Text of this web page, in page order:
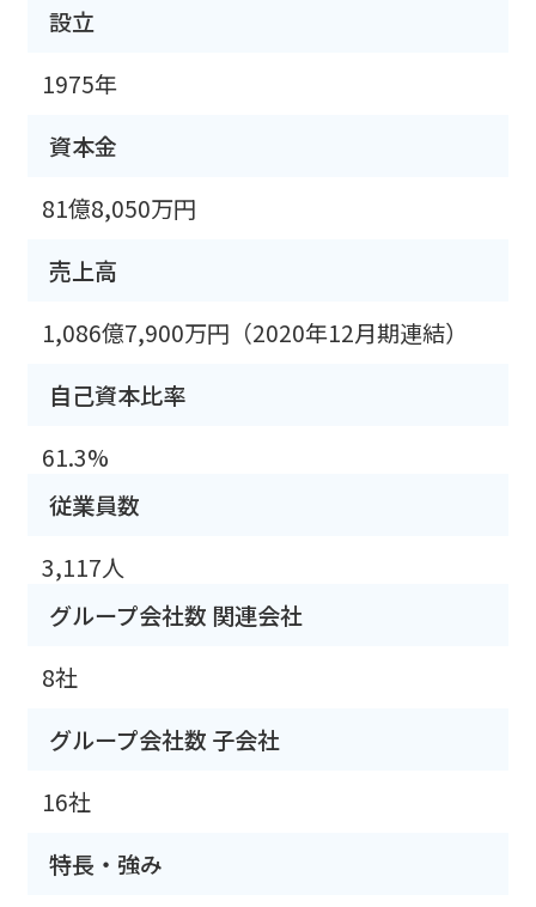
設立
1975年
資本金
81億8,050万円
売上高
1,086億7,900万円（2020年12月期連結）
自己資本比率
61.3%
従業員数
3,117人
グループ会社数 関連会社
8社
グループ会社数 子会社
16社
特長・強み